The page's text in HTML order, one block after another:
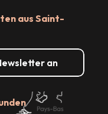
aus Saint-
an